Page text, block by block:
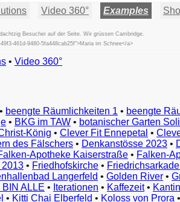
Video 360° Examples
Besucher auf der Seite. Wir grüssen Cambridge.
461d-9480-5fa448cab25f">Maria im Schnee</a>
• Video 360°
• beengte Räumlichkeiten 1 • beengte
• BKG im TAW • botanischer Garten
König • Clever Fit Ennepetal •
des Fälschers • Denkanstösse 2023 •
Apotheke Kaiserstraße • Falken-
2013 • Friedhofskirche •
Langerfeld • Golden River •
BIN ALLE • Iterationen • Kaffezeit•
• Kitti Chai Elberfeld • Koloss von Prora •